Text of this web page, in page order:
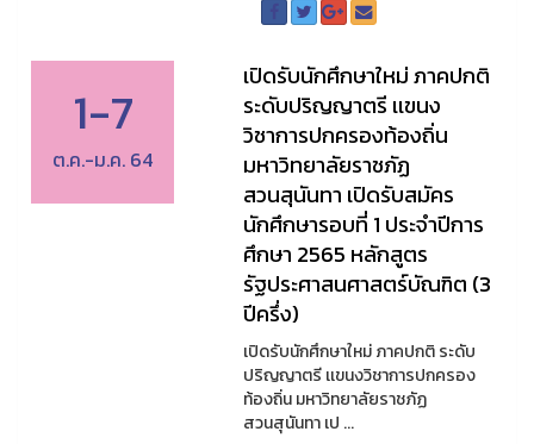
1-7
ต.ค.-ม.ค. 64
เปิดรับนักศึกษาใหม่ ภาคปกติ
ระดับปริญญาตรี เเขนง
วิชาการปกครองท้องถิ่น
มหาวิทยาลัยราชภัฏ
สวนสุนันทา เปิดรับสมัคร
นักศึกษารอบที่ 1 ประจำปีการ
ศึกษา 2565 หลักสูตร
รัฐประศาสนศาสตร์บัณฑิต (3
ปีครึ่ง)
เปิดรับนักศึกษาใหม่ ภาคปกติ ระดับ
ปริญญาตรี เเขนงวิชาการปกครอง
ท้องถิ่น มหาวิทยาลัยราชภัฏ
สวนสุนันทา เป ...